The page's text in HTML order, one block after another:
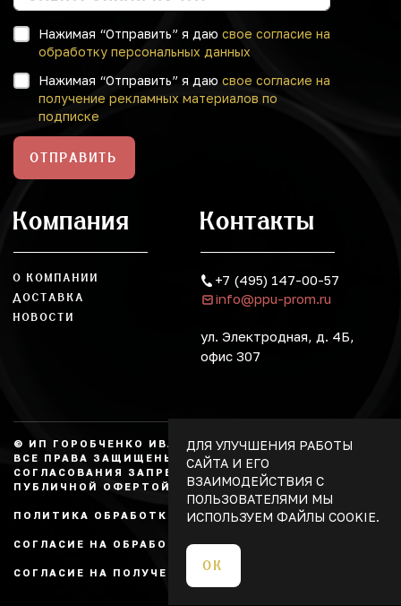
Нажимая “Отправить” я даю свое согласие на
обработку персональных данных
Нажимая “Отправить” я даю свое согласие на
получение рекламных материалов по
подписке
ОТПРАВИТЬ
Компания
О КОМПАНИИ
ДОСТАВКА
НОВОСТИ
Контакты
+7 (495) 147-00-57
info@ppu-prom.ru
ул. Электродная, д. 4Б,
офис 307
© ИП ГОРОБЧЕНКО ИВАН АЛЕКСАНДРОВИЧ, 2026.
ВСЕ ПРАВА ЗАЩИЩЕНЫ, КОПИРОВАНИЕ БЕЗ
СОГЛАСОВАНИЯ ЗАПРЕЩЕНО. НЕ ЯВЛЯЕТСЯ
ПУБЛИЧНОЙ ОФЕРТОЙ.
ПОЛИТИКА ОБРАБОТКИ ПЕРСОНАЛЬНЫХ ДАННЫХ
СОГЛАСИЕ НА ОБРАБОТКУ ПЕРСОНАЛЬНЫХ ДАННЫХ
СОГЛАСИЕ НА ПОЛУЧЕНИЕ РЕКЛАМЫ
ДЛЯ УЛУЧШЕНИЯ РАБОТЫ
САЙТА И ЕГО
ВЗАИМОДЕЙСТВИЯ С
ПОЛЬЗОВАТЕЛЯМИ МЫ
ИСПОЛЬЗУЕМ ФАЙЛЫ COOKIE.
ОК